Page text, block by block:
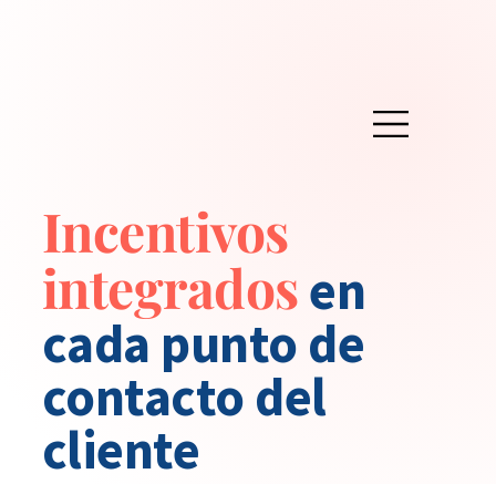
Incentivos
integradosen
cada punto de
contacto del
cliente